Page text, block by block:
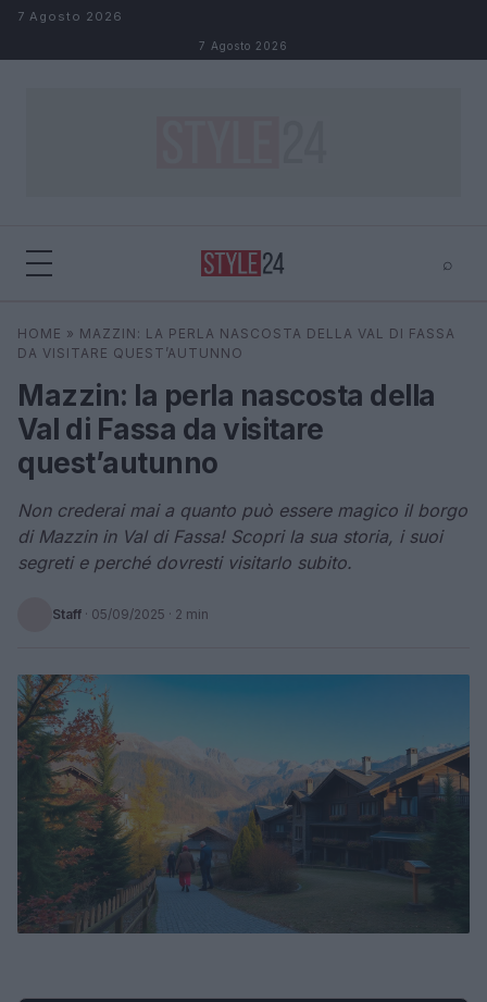
Salta al contenuto
7 Agosto 2026
7 Agosto 2026
⌕
Cerca ⌕ ×
HOME » MAZZIN: LA PERLA NASCOSTA DELLA VAL DI FASSA
DA VISITARE QUEST’AUTUNNO
Mazzin: la perla nascosta della
Val di Fassa da visitare
quest’autunno
Non crederai mai a quanto può essere magico il borgo
di Mazzin in Val di Fassa! Scopri la sua storia, i suoi
segreti e perché dovresti visitarlo subito.
Staff · 05/09/2025 · 2 min